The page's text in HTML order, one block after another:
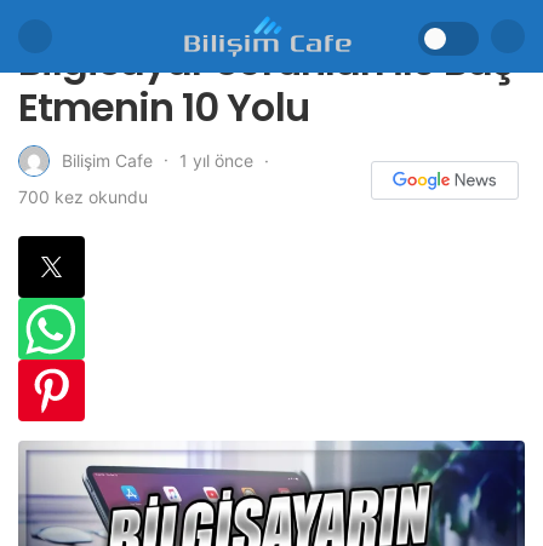
Bilgisayar Sorunları İle Baş
Etmenin 10 Yolu
Bilişim Cafe
1 yıl önce
700 kez okundu